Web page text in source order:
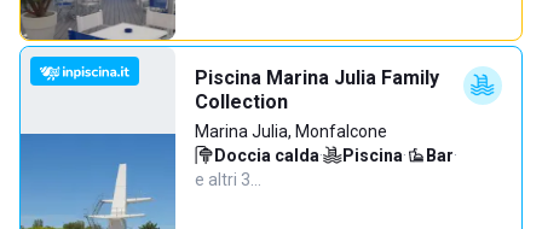
Piscina Marina Julia Family
Collection
Marina Julia, Monfalcone
Doccia calda· Piscina· Bar·
e altri 3…